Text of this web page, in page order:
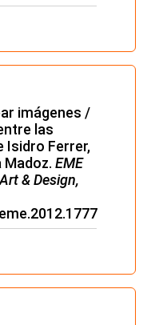
imágenes /
las
Isidro Ferrer,
Madoz. EME
& Design,